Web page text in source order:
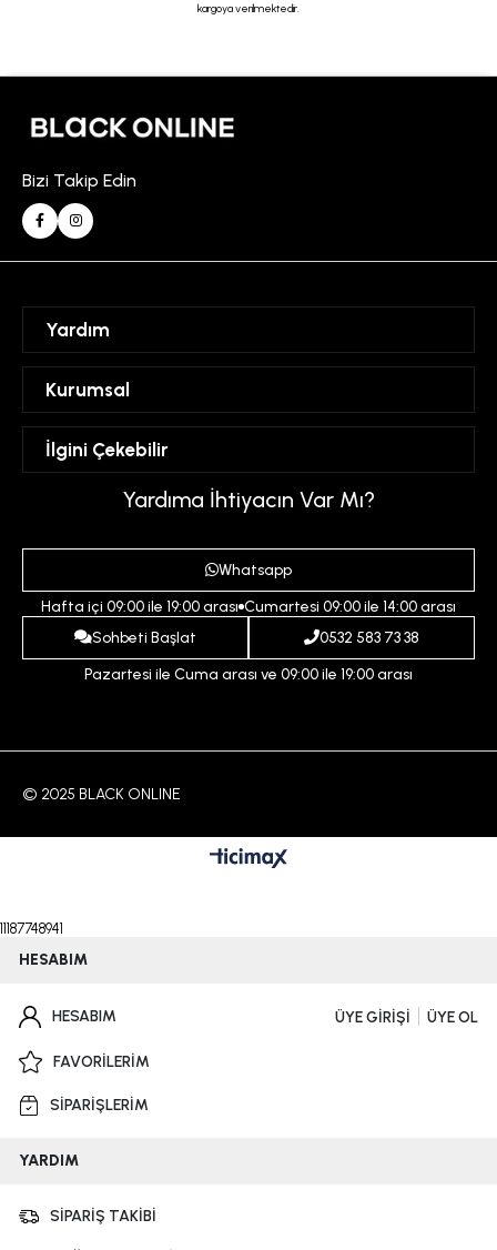
kargoya verilmektedir.
Bizi Takip Edin
Yardım
Hesabım
Favorilerim
Kurumsal
Mesafeli Satış Sözleşmesi
Üyelik Sözleşmesi
Gizlilik ve Güvenlik Politikası
Ödeme ve Teslimat Koşulları
İptal ve İade Koşulları
İlgini Çekebilir
İndirim
Yardıma İhtiyacın Var Mı?
Whatsapp
Hafta içi 09:00 ile 19:00 arası Cumartesi 09:00 ile 14:00 arası
Sohbeti Başlat
0532 583 73 38
Pazartesi ile Cuma arası ve 09:00 ile 19:00 arası
© 2025 BLACK ONLINE
11187748941
HESABIM
HESABIM ÜYE GİRİŞİ ÜYE OL
FAVORİLERİM
SİPARİŞLERİM
YARDIM
SİPARİŞ TAKİBİ